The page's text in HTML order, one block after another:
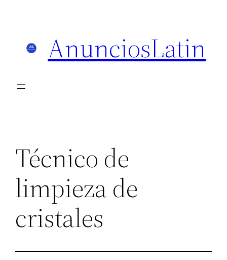
AnunciosLatin
Técnico de
limpieza de
cristales